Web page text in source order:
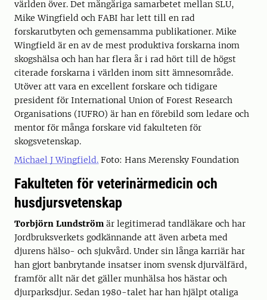
världen över. Det mångåriga samarbetet mellan SLU,
Mike Wingfield och FABI har lett till en rad
forskarutbyten och gemensamma publikationer. Mike
Wingfield är en av de mest produktiva forskarna inom
skogshälsa och han har flera år i rad hört till de högst
citerade forskarna i världen inom sitt ämnesområde.
Utöver att vara en excellent forskare och tidigare
president för International Union of Forest Research
Organisations (IUFRO) är han en förebild som ledare och
mentor för många forskare vid fakulteten för
skogsvetenskap.
Michael J Wingfield. Foto: Hans Merensky Foundation
Fakulteten för veterinärmedicin och
husdjursvetenskap
Torbjörn Lundström är legitimerad tandläkare och har
Jordbruksverkets godkännande att även arbeta med
djurens hälso- och sjukvård. Under sin långa karriär har
han gjort banbrytande insatser inom svensk djurvälfärd,
framför allt när det gäller munhälsa hos hästar och
djurparksdjur. Sedan 1980-talet har han hjälpt otaliga